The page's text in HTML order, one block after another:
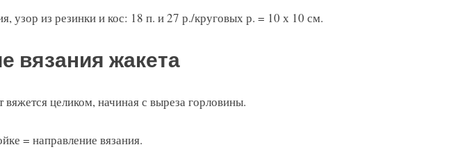
узор из резинки и кос: 18 п. и 27 р./круговых р. = 10 х 10 см.
вязания жакета
целиком, начиная с выреза горловины.
= направление вязания.